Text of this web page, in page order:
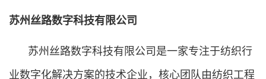
苏州丝路数字科技有限公司
苏州丝路数字科技有限公司是一家专注于纺织行
业数字化解决方案的技术企业，核心团队由纺织工程